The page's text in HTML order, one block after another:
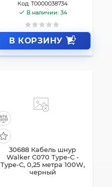
Код: Т0000038734
В наличии: 34
В КОРЗИНУ
30688 Кабель шнур
Walker C070 Type-C -
Type-C, 0,25 метра 100W,
черный